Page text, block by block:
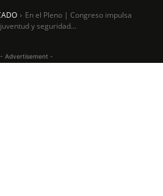
En el Pleno | Congreso impulsa
y seguridad...
- Advertisement -